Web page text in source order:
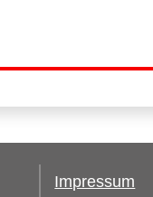
Impressum